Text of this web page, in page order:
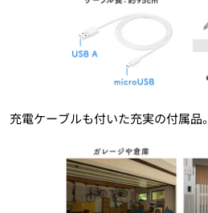
充電ケーブルも付いた充実の付属品。